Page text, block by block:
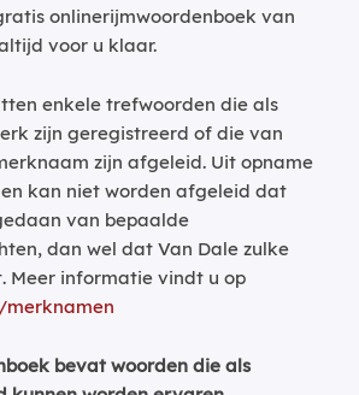
onlinerijmwoordenboek van
voor u klaar.
enkele trefwoorden die als
zijn geregistreerd of die van
zijn afgeleid. Uit opname
kan niet worden afgeleid dat
van bepaalde
dan wel dat Van Dale zulke
Meer informatie vindt u op
merknamen
bevat woorden die als